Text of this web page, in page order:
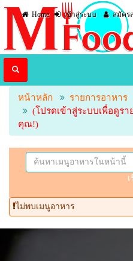
Home เข้าสู่ระบบ สมัคร
หน้าหลัก
รายการอาหาร
(โปรดเข้าสู่ระบบเพื่อดูร
คุณ!)
ไม่พบเมนูอาหาร